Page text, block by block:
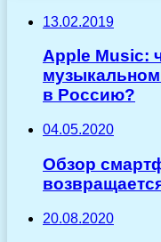
13.02.2019
Apple Music:
в Россию?
04.05.2020
Обзор
20.08.2020